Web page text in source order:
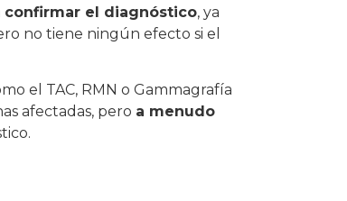
confirmar el diagnóstico, ya
no tiene ningún efecto si el
el TAC, RMN o Gammagrafía
afectadas, pero a menudo